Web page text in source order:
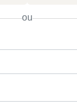
ou